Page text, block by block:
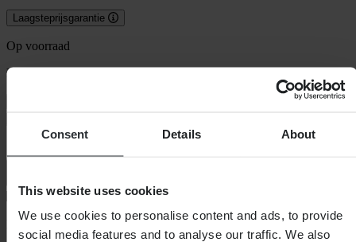
Consent Details About
This website uses cookies
We use cookies to personalise content and ads, to provide
social media features and to analyse our traffic. We also
Laagsteprijsgarantie
Op voorraad
Bandenbreedte / Bandhoogte:
Bezorging: 5–9 werkdagen